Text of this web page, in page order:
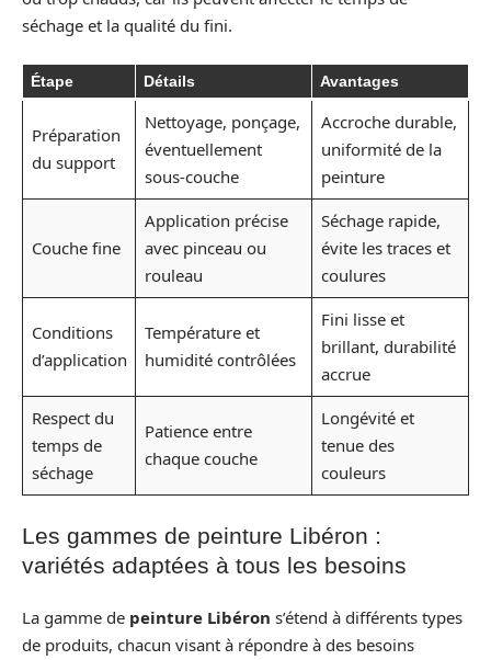
séchage et la qualité du fini.
Étape Détails Avantages
Préparation
du support
Nettoyage, ponçage,
éventuellement
sous-couche
Accroche durable,
uniformité de la
peinture
Couche fine
Application précise
avec pinceau ou
rouleau
Séchage rapide,
évite les traces et
coulures
Conditions
d’application
Température et
humidité contrôlées
Fini lisse et
brillant, durabilité
accrue
Respect du
temps de
séchage
Patience entre
chaque couche
Longévité et
tenue des
couleurs
Les gammes de peinture Libéron :
variétés adaptées à tous les besoins
La gamme de peinture Libéron s’étend à différents types
de produits, chacun visant à répondre à des besoins